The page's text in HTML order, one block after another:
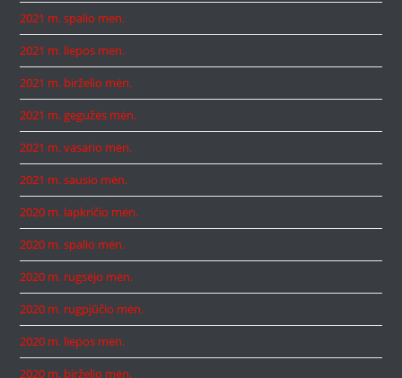
2021 m. spalio mėn.
2021 m. liepos mėn.
2021 m. birželio mėn.
2021 m. gegužės mėn.
2021 m. vasario mėn.
2021 m. sausio mėn.
2020 m. lapkričio mėn.
2020 m. spalio mėn.
2020 m. rugsėjo mėn.
2020 m. rugpjūčio mėn.
2020 m. liepos mėn.
2020 m. birželio mėn.